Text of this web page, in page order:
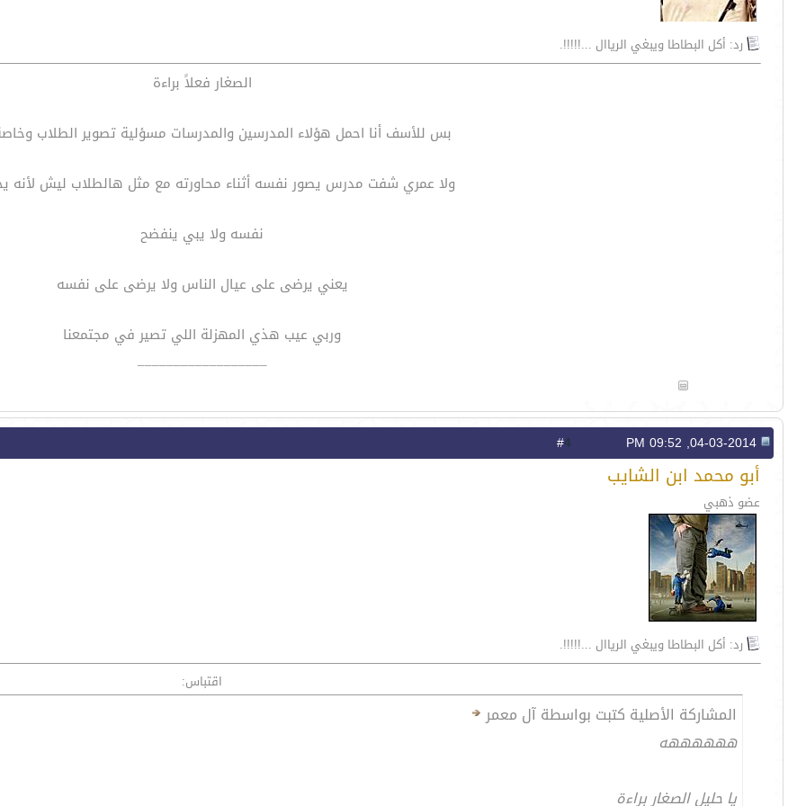
رد: أكل البطاطا ويبغي الرياال ...!!!!!.
الصغار فعلاً براءة
بس للأسف أنا احمل هؤلاء المدرسين والمدرسات مسؤلية تصوير الطلاب
ولا عمري شفت مدرس يصور نفسه أثناء محاورته مع مثل هالطلاب ليش لأنه
نفسه ولا يبي ينفضح
يعني يرضى على عيال الناس ولا يرضى على نفسه
وربي عيب هذي المهزلة اللي تصير في مجتمعنا
__________________
#
4
أبو محمد ابن الشايب
عضو ذهبي
رد: أكل البطاطا ويبغي الرياال ...!!!!!.
اقتباس:
المشاركة الأصلية كتبت بواسطة آل معمر
ههههههه
يا حليل الصغار براءة